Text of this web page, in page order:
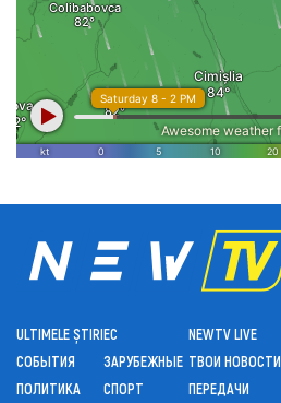
ULTIMELE ȘTIRI
СОБЫТИЯ
ПОЛИТИКА
ЕС
ЗАРУБЕЖНЫЕ
СПОРТ
NEWTV LIVE
ТВОИ НОВОСТИ
ПЕРЕДАЧИ